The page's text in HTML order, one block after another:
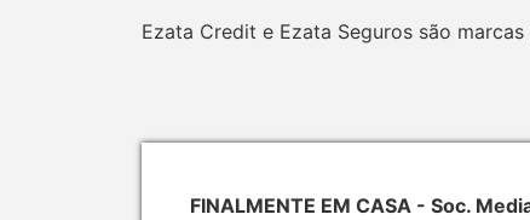
Ezata Credit e Ezata Seguros são
FINALMENTE EM CASA - Soc.